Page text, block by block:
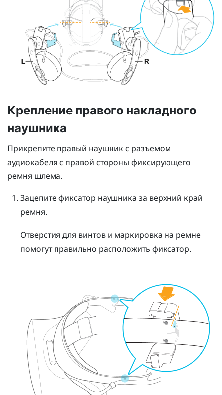
Крепление правого накладного
наушника
Прикрепите правый наушник с разъемом
аудиокабеля с правой стороны фиксирующего
ремня шлема.
Зацепите фиксатор наушника за верхний край
ремня.
Отверстия для винтов и маркировка на ремне
помогут правильно расположить фиксатор.